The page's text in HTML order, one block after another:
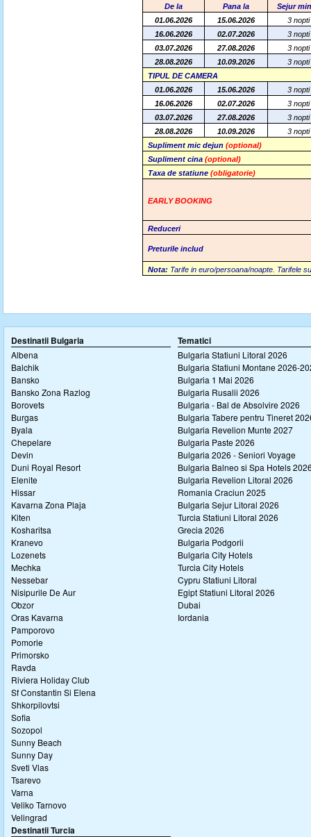
De la Pana la
Sejur
01.06.2026
15.06.2026
3 nopti
16.06.2026
02.07.2026
3 nopti
03.07.2026
27.08.2026
3 nopti
28.08.2026
10.09.2026
3 nopti
TIPUL DE CAMERA
01.06.2026
15.06.2026
3 nopti
16.06.2026
02.07.2026
3 nopti
03.07.2026
27.08.2026
3 nopti
28.08.2026
10.09.2026
3 nopti
Supliment mic dejun(optional)
Supliment cina(optional)
Taxa de statiune(obligatorie)
EARLY BOOKING
Reduceri
Preturile includ
Nota: Tarife in euro/persoana/noapte. Tarifele
Destinatii Bulgaria
Albena
Balchik
Bansko
Bansko Zona Razlog
Borovets
Burgas
Byala
Chepelare
Devin
Duni Royal Resort
Elenite
Hissar
Kavarna Zona Plaja
Kiten
Kosharitsa
Kranevo
Lozenets
Mechka
Nessebar
Nisipurile De Aur
Obzor
Oras Kavarna
Pamporovo
Pomorie
Primorsko
Ravda
Riviera Holiday Club
Sf Constantin Si Elena
Shkorpilovtsi
Sofia
Sozopol
Sunny Beach
Sunny Day
Sveti Vlas
Tsarevo
Varna
Veliko Tarnovo
Velingrad
Destinatii Turcia
Tematici
Bulgaria Statiuni Litoral 2026
Bulgaria Statiuni Montane 2026-
Bulgaria 1 Mai 2026
Bulgaria Rusalii 2026
Bulgaria - Bal de Absolvire 2026
Bulgaria Tabere pentru Tineret
Bulgaria Revelion Munte 2027
Bulgaria Paste 2026
Bulgaria 2026 - Seniori Voyage
Bulgaria Balneo si Spa Hotels
Bulgaria Revelion Litoral 2026
Romania Craciun 2025
Bulgaria Sejur Litoral 2026
Turcia Statiuni Litoral 2026
Grecia 2026
Bulgaria Podgorii
Bulgaria City Hotels
Turcia City Hotels
Cypru Statiuni Litoral
Egipt Statiuni Litoral 2026
Dubai
Iordania